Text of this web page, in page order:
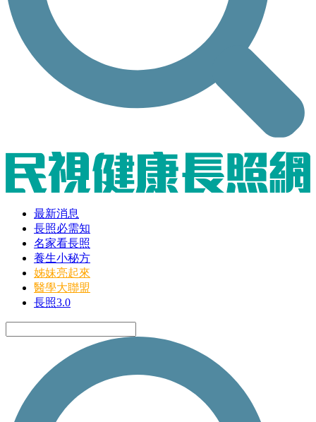
最新消息
長照必需知
名家看長照
養生小秘方
姊妹亮起來
醫學大聯盟
長照3.0